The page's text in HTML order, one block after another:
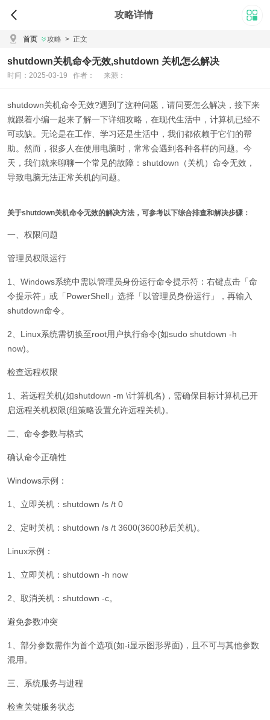
攻略详情
首页 攻略 > 正文
shutdown关机命令无效,shutdown 关机怎么解决
时间：2025-03-19 作者： 来源：
shutdown关机命令无效?遇到了这种问题，请问要怎么解决，接下来
就跟着小编一起来了解一下详细攻略，在现代生活中，计算机已经不
可或缺。无论是在工作、学习还是生活中，我们都依赖于它们的帮
助。然而，很多人在使用电脑时，常常会遇到各种各样的问题。今
天，我们就来聊聊一个常见的故障：shutdown（关机）命令无效，
导致电脑无法正常关机的问题。
关于shutdown关机命令无效的解决方法，可参考以下综合排查和解决步骤：
一、权限问题
管理员权限运行
1、Windows系统中需以管理员身份运行命令提示符：右键点击「命
令提示符」或「PowerShell」选择「以管理员身份运行」，再输入
shutdown命令。
2、Linux系统需切换至root用户执行命令(如sudo shutdown -h
now)。
检查远程权限
1、若远程关机(如shutdown -m \计算机名)，需确保目标计算机已开
启远程关机权限(组策略设置允许远程关机)。
二、命令参数与格式
确认命令正确性
Windows示例：
1、立即关机：shutdown /s /t 0
2、定时关机：shutdown /s /t 3600(3600秒后关机)。
Linux示例：
1、立即关机：shutdown -h now
2、取消关机：shutdown -c。
避免参数冲突
1、部分参数需作为首个选项(如-i显示图形界面)，且不可与其他参数
混用。
三、系统服务与进程
检查关键服务状态